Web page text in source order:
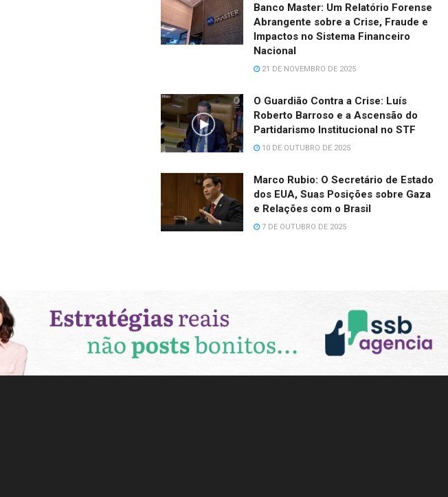
Banco Master: Um Relatório Forense
Abrangente sobre a Crise, Fraude e
Impactos no Sistema Financeiro
Nacional
21 DE NOVEMBRO DE 2025
O Guardião Contra a Crise: Luís
Roberto Barroso e a Ascensão do
Partidarismo Institucional no STF
10 DE OUTUBRO DE 2025
Marco Rubio: O Secretário de Estado
dos EUA, Suas Posições sobre Gaza
e Relações com o Brasil
7 DE OUTUBRO DE 2025